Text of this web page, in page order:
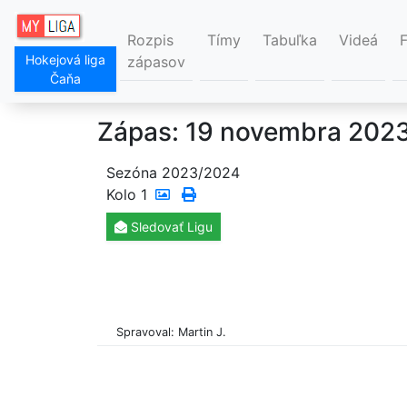
Hokejová liga
Čaňa
Rozpis
zápasov
Tímy Tabuľka Videá
Zápas: 19 novembra
Sezóna 2023/2024
Kolo 1
Sledovať Ligu
Spravoval: Martin J.